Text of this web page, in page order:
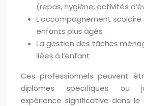
(repas, hygiène, activités
L’accompagnement scolaire
enfants plus âgés
La gestion des tâches
liées à l’enfant
Ces professionnels peuvent
diplômes spécifiques ou
expérience significative dans